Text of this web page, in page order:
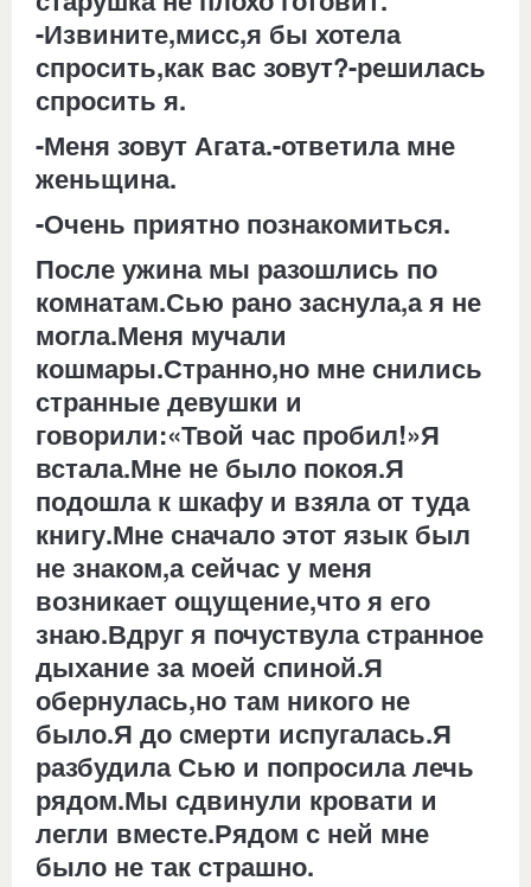
-Извините,мисс,я бы хотела
спросить,как вас зовут?-решилась
спросить я.
-Меня зовут Агата.-ответила мне
женьщина.
-Очень приятно познакомиться.
После ужина мы разошлись по
комнатам.Сью рано заснула,а я не
могла.Меня мучали
кошмары.Странно,но мне снились
странные девушки и
говорили:«Твой час пробил!»Я
встала.Мне не было покоя.Я
подошла к шкафу и взяла от туда
книгу.Мне сначало этот язык был
не знаком,а сейчас у меня
возникает ощущение,что я его
знаю.Вдруг я почуствула странное
дыхание за моей спиной.Я
обернулась,но там никого не
было.Я до смерти испугалась.Я
разбудила Сью и попросила лечь
рядом.Мы сдвинули кровати и
легли вместе.Рядом с ней мне
было не так страшно.